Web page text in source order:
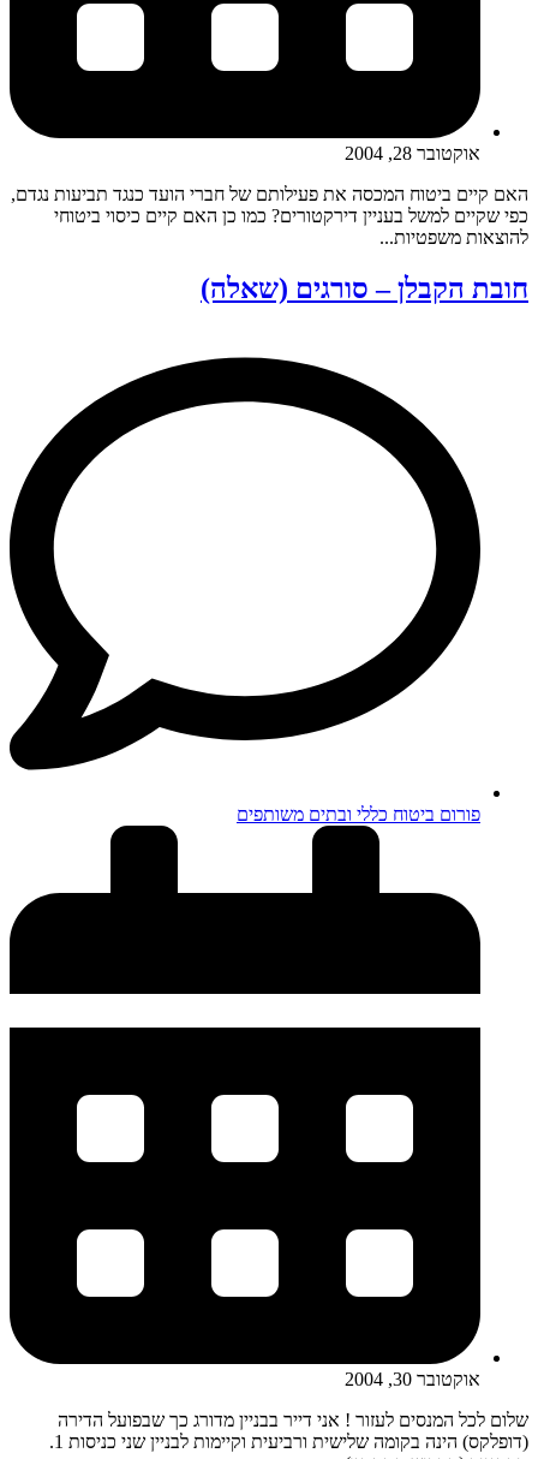
אוקטובר 28, 2004
האם קיים ביטוח המכסה את פעילותם של חברי הועד כנגד תביעות נגדם,
כפי שקיים למשל בעניין דירקטורים? כמו כן האם קיים כיסוי ביטוחי
להוצאות משפטיות...
חובת הקבלן – סורגים (שאלה)
פורום ביטוח כללי ובתים משותפים
אוקטובר 30, 2004
שלום לכל המנסים לעזור ! אני דייר בבניין מדורג כך שבפועל הדירה
(דופלקס) הינה בקומה שלישית ורביעית וקיימות לבניין שני כניסות 1.